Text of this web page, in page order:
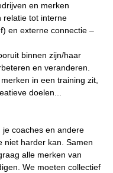
en merken
relatie tot interne
en externe connectie –
binnen zijn/haar
en veranderen.
in een training zit,
doelen...
coaches en andere
niet harder kan. Samen
alle merken van
We moeten collectief